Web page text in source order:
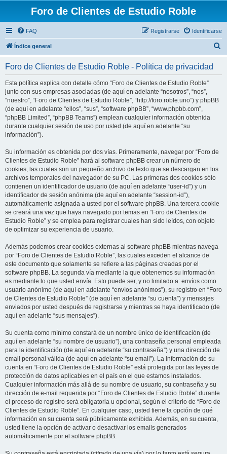
Foro de Clientes de Estudio Roble
FAQ Identificarse
Registrarse
Índice general
Foro de Clientes de Estudio Roble - Política de privacidad
Esta política explica con detalle cómo “Foro de Clientes de Estudio Roble”
junto con sus empresas asociadas (de aquí en adelante “nosotros”, “nos”,
“nuestro”, “Foro de Clientes de Estudio Roble”, “http://foro.roble.uno”) y phpBB
(de aquí en adelante “ellos”, “sus”, “software phpBB”, “www.phpbb.com”,
“phpBB Limited”, “phpBB Teams”) emplean cualquier información obtenida
durante cualquier sesión de uso por usted (de aquí en adelante “su
información”).
Su información es obtenida por dos vías. Primeramente, navegar por “Foro de
Clientes de Estudio Roble” hará al software phpBB crear un número de
cookies, las cuales son un pequeño archivo de texto que se descargan en los
archivos temporales del navegador de su PC. Las primeras dos cookies sólo
contienen un identificador de usuario (de aquí en adelante “user-id”) y un
identificador de sesión anónima (de aquí en adelante “session-id”),
automáticamente asignada a usted por el software phpBB. Una tercera cookie
se creará una vez que haya navegado por temas en “Foro de Clientes de
Estudio Roble” y se emplea para registrar cuales han sido leídos, con objeto
de optimizar su experiencia de usuario.
Además podemos crear cookies externas al software phpBB mientras navega
por “Foro de Clientes de Estudio Roble”, las cuales exceden el alcance de
este documento que solamente se refiere a las páginas creadas por el
software phpBB. La segunda vía mediante la que obtenemos su información
es mediante lo que usted envía. Esto puede ser, y no limitado a: envíos como
usuario anónimo (de aquí en adelante “envíos anónimos”), su registro en “Foro
de Clientes de Estudio Roble” (de aquí en adelante “su cuenta”) y mensajes
enviados por usted después de registrarse y mientras se haya identificado (de
aquí en adelante “sus mensajes”).
Su cuenta como mínimo constará de un nombre único de identificación (de
aquí en adelante “su nombre de usuario”), una contraseña personal empleada
para la identificación (de aquí en adelante “su contraseña”) y una dirección de
email personal válida (de aquí en adelante “su email”). La información de su
cuenta en “Foro de Clientes de Estudio Roble” está protegida por las leyes de
protección de datos aplicables en el país en el que estamos instalados.
Cualquier información más allá de su nombre de usuario, su contraseña y su
dirección de e-mail requerida por “Foro de Clientes de Estudio Roble” durante
el proceso de registro será obligatoria u opcional, según el criterio de “Foro de
Clientes de Estudio Roble”. En cualquier caso, usted tiene la opción de qué
información en su cuenta será públicamente exhibida. Además, en su cuenta,
usted tiene la opción de activar o desactivar los emails generados
automáticamente por el software phpBB.